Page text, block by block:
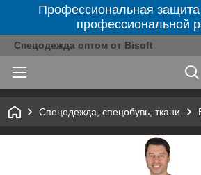
Профессиональная
профессиональной
Спецодежда оптом от Bisoft
Спецодежда, спецобувь, ткани